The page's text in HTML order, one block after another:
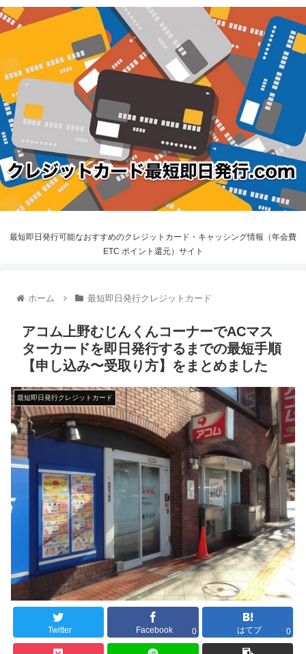
最短即日発行可能なおすすめのクレジットカード・キャッシング情報（年会費
ETC ポイント還元）サイト
ホーム 最短即日発行クレジットカード
アコム上野むじんくんコーナーでACマス
ターカードを即日発行するまでの最短手順
【申し込み〜受取り方】をまとめました
最短即日発行クレジットカード
Twitter Facebook 0 はてブ 0